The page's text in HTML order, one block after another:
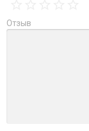
Отзыв